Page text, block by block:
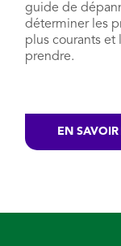
guide de
déterminer les
plus courants et
prendre.
EN SAVOIR